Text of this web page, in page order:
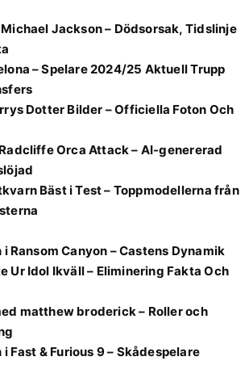
Michael Jackson – Dödsorsak, Tidslinje
– Spelare 2024/25 Aktuell Trupp
Dotter Bilder – Officiella Foton Och
Orca Attack – AI-genererad
Bäst i Test – Toppmodellerna från
i Ransom Canyon – Castens Dynamik
Ur Idol Ikväll – Eliminering Fakta Och
matthew broderick – Roller och
i Fast & Furious 9 – Skådespelare